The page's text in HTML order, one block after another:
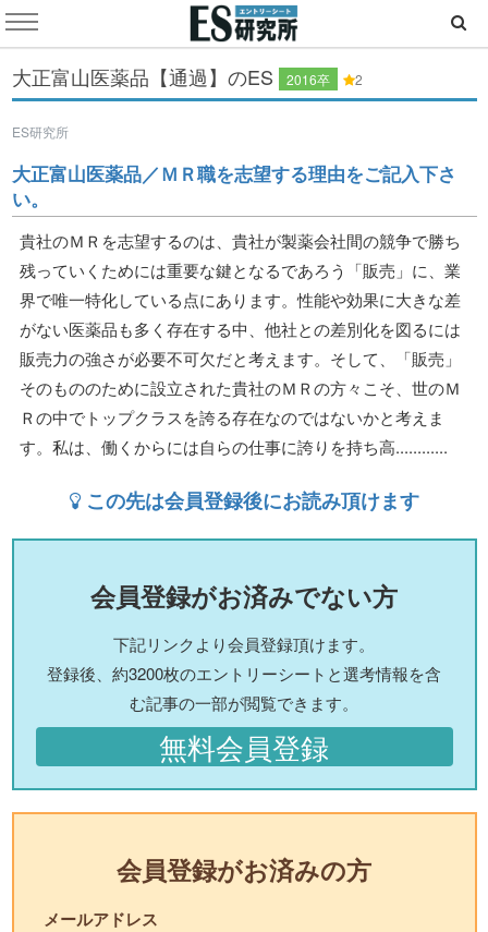
大正富山医薬品【通過】のES 2016卒 2
ES研究所
大正富山医薬品／ＭＲ職を志望する理由をご記入下さ
い。
貴社のＭＲを志望するのは、貴社が製薬会社間の競争で勝ち
残っていくためには重要な鍵となるであろう「販売」に、業
界で唯一特化している点にあります。性能や効果に大きな差
がない医薬品も多く存在する中、他社との差別化を図るには
販売力の強さが必要不可欠だと考えます。そして、「販売」
そのもののために設立された貴社のＭＲの方々こそ、世のＭ
Ｒの中でトップクラスを誇る存在なのではないかと考えま
す。私は、働くからには自らの仕事に誇りを持ち高............
この先は会員登録後にお読み頂けます
会員登録がお済みでない方
下記リンクより会員登録頂けます。
登録後、約3200枚のエントリーシートと選考情報を含
む記事の一部が閲覧できます。
無料会員登録
会員登録がお済みの方
メールアドレス